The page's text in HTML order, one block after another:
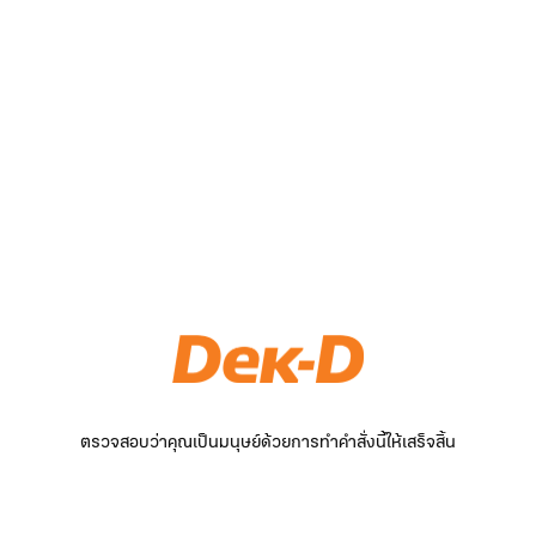
ตรวจสอบว่าคุณเป็นมนุษย์ด้วยการทำคำสั่งนี้ให้เสร็จสิ้น